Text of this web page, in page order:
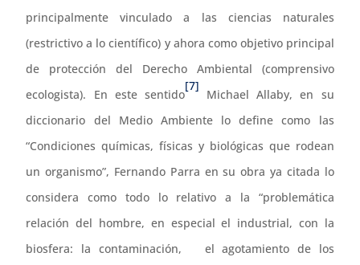
principalmente vinculado a las ciencias naturales
(restrictivo a lo científico) y ahora como objetivo principal
de protección del Derecho Ambiental (comprensivo
ecologista). En este sentido
[7]
Michael Allaby, en su
diccionario del Medio Ambiente lo define como las
“Condiciones químicas, físicas y biológicas que rodean
un organismo”, Fernando Parra en su obra ya citada lo
considera como todo lo relativo a la “problemática
relación del hombre, en especial el industrial, con la
biosfera: la contaminación, el agotamiento de los